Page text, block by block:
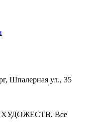
Шпалерная ул., 35
Все